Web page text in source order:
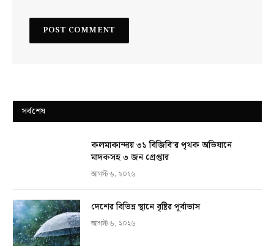
সর্বশেষ
কলমাকান্দায় ৩১ বিজিবি’র পৃথক অভিযানে
মাদকসহ ৩ জন গ্রেপ্তার
আগস্ট ৬, ২০২৬
দেশের বিভিন্ন স্থানে বৃষ্টির পূর্বাভাস
আগস্ট ৬, ২০২৬